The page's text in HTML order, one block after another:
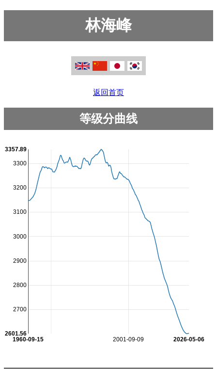
林海峰
返回首页
等级分曲线
2001-09-09
1960-09-15 2026-05-06
2700
2800
2900
3000
3100
3200
3300
2601.56
3357.89